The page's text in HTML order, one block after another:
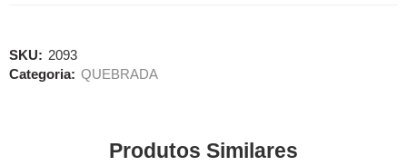
SKU: 2093
Categoria: QUEBRADA
Produtos Similares